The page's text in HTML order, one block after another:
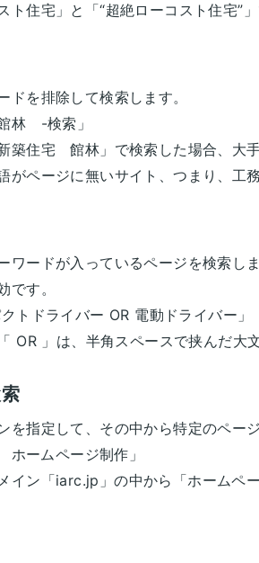
ト住宅 」と「“超絶ローコスト住宅”
ドを排除して検索します。
林 -検索 」
築住宅 館林」で検索した場合、大
がページに無いサイト、つまり、工
ワードが入っているページを検索し
です。
トドライバー OR 電動ドライバー 」
OR 」は、半角スペースで挟んだ大
を指定して、その中から特定のペー
ームページ制作 」
イン「iarc.jp」の中から「ホームペ